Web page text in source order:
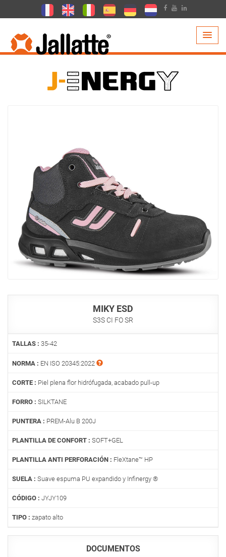
PRODUCTOS > COLECCIONES >
MIKY ESD
S3S CI FO SR
TALLAS : 35-42
NORMA : EN ISO 20345:2022
CORTE : Piel plena flor hidrófugada, acabado pull-up
FORRO : SILKTANE
PUNTERA : PREM-Alu B 200J
PLANTILLA DE CONFORT : SOFT+GEL
PLANTILLA ANTI PERFORACIÓN : FleXtane™ HP
SUELA : Suave espuma PU expandido y Infinergy ®
CÓDIGO : JYJY109
TIPO : zapato alto
DOCUMENTOS